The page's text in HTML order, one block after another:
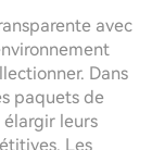
avec
Dans
paquets de
élargir leurs
Les